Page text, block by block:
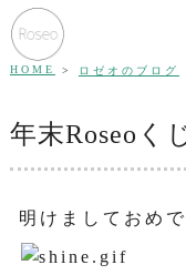
HOME ロゼオのブログ
年末Roseoく
明けましておめ